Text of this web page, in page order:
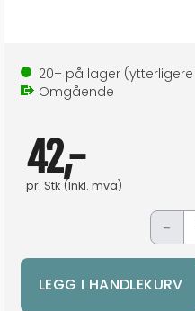
20+ på lager (ytterligere
Omgående
42,-
pr. Stk (Inkl. mva)
-